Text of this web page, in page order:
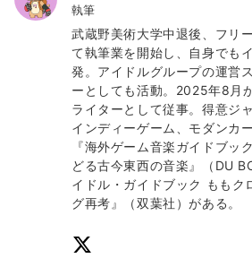
執筆
武蔵野美術大学中退後、フリ
て執筆業を開始し、自身でも
発。アイドルグループの運営
ーとしても活動。2025年8月
ライターとして従事。得意ジ
インディーゲーム、モダンカ
『海外ゲーム音楽ガイドブッ
どる古今東西の音楽』（DU
イドル・ガイドブック ももク
グ再考』（双葉社）がある。